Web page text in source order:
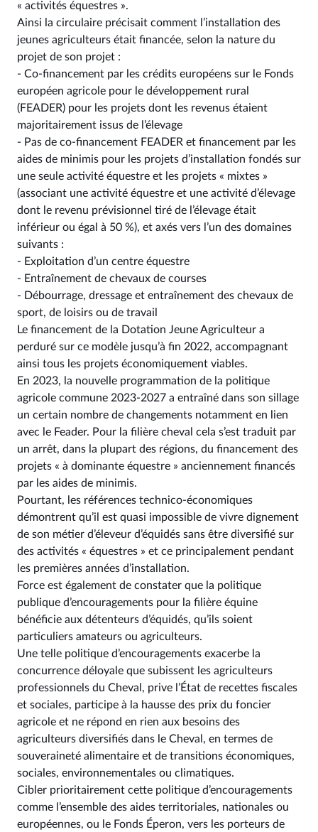
« activités équestres ».
Ainsi la circulaire précisait comment l’installation des
jeunes agriculteurs était financée, selon la nature du
projet de son projet :
- Co-financement par les crédits européens sur le Fonds
européen agricole pour le développement rural
(FEADER) pour les projets dont les revenus étaient
majoritairement issus de l’élevage
- Pas de co-financement FEADER et financement par les
aides de minimis pour les projets d’installation fondés sur
une seule activité équestre et les projets « mixtes »
(associant une activité équestre et une activité d’élevage
dont le revenu prévisionnel tiré de l’élevage était
inférieur ou égal à 50 %), et axés vers l’un des domaines
suivants :
- Exploitation d’un centre équestre
- Entraînement de chevaux de courses
- Débourrage, dressage et entraînement des chevaux de
sport, de loisirs ou de travail
Le financement de la Dotation Jeune Agriculteur a
perduré sur ce modèle jusqu’à fin 2022, accompagnant
ainsi tous les projets économiquement viables.
En 2023, la nouvelle programmation de la politique
agricole commune 2023-2027 a entraîné dans son sillage
un certain nombre de changements notamment en lien
avec le Feader. Pour la filière cheval cela s’est traduit par
un arrêt, dans la plupart des régions, du financement des
projets « à dominante équestre » anciennement financés
par les aides de minimis.
Pourtant, les références technico-économiques
démontrent qu’il est quasi impossible de vivre dignement
de son métier d’éleveur d’équidés sans être diversifié sur
des activités « équestres » et ce principalement pendant
les premières années d’installation.
Force est également de constater que la politique
publique d’encouragements pour la filière équine
bénéficie aux détenteurs d’équidés, qu’ils soient
particuliers amateurs ou agriculteurs.
Une telle politique d’encouragements exacerbe la
concurrence déloyale que subissent les agriculteurs
professionnels du Cheval, prive l’État de recettes fiscales
et sociales, participe à la hausse des prix du foncier
agricole et ne répond en rien aux besoins des
agriculteurs diversifiés dans le Cheval, en termes de
souveraineté alimentaire et de transitions économiques,
sociales, environnementales ou climatiques.
Cibler prioritairement cette politique d’encouragements
comme l’ensemble des aides territoriales, nationales ou
européennes, ou le Fonds Éperon, vers les porteurs de